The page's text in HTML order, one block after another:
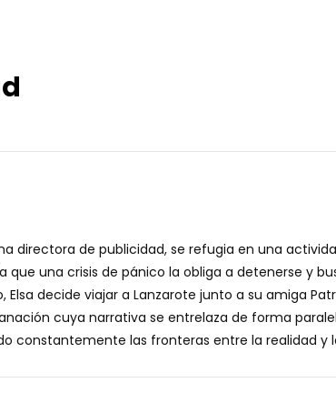
directora de publicidad, se refugia en una
una crisis de pánico la obliga a detenerse y
Elsa decide viajar a Lanzarote junto a su amiga
cuya narrativa se entrelaza de forma
constantemente las fronteras entre la realidad y